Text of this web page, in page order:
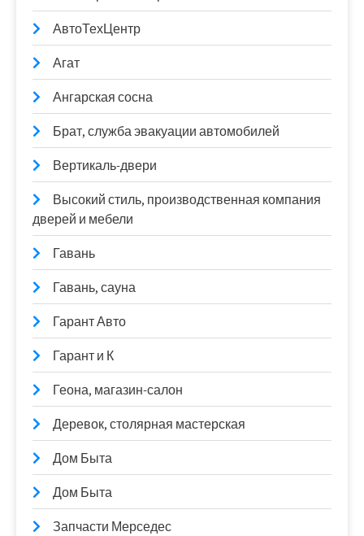
АвтоТехЦентр
Агат
Ангарская сосна
Брат, служба эвакуации автомобилей
Вертикаль-двери
Высокий стиль, производственная компания
дверей и мебели
Гавань
Гавань, сауна
Гарант Авто
Гарант и К
Геона, магазин-салон
Деревок, столярная мастерская
Дом Быта
Дом Быта
Запчасти Мерседес